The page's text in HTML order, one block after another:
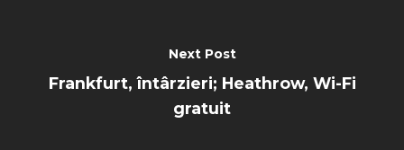
Next Post
Frankfurt, întârzieri; Heathrow, Wi-Fi
gratuit